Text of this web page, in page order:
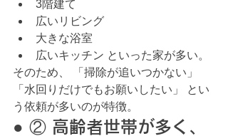
3階建て
広いリビング
大きな浴室
広いキッチン といった家が多い。
そのため、 「掃除が追いつかない」
「水回りだけでもお願いしたい」 とい
う依頼が多いのが特徴。
● ② 高齢者世帯が多く、